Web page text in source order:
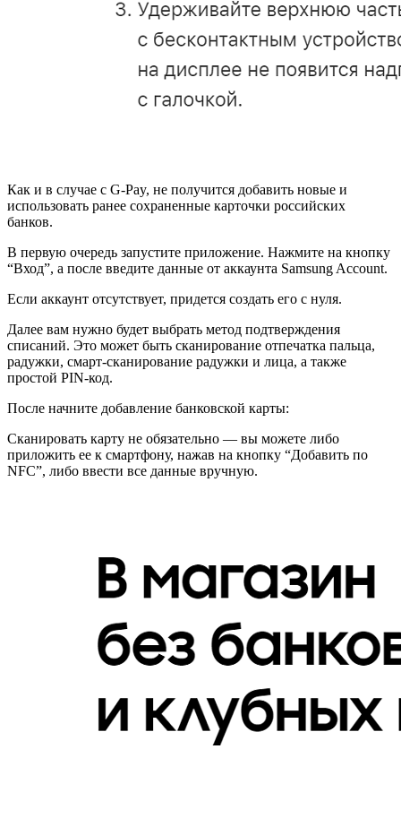
Как и в случае с G-Pay, не получится добавить новые и
использовать ранее сохраненные карточки российских
банков.
В первую очередь запустите приложение. Нажмите на кнопку
“Вход”, а после введите данные от аккаунта Samsung Account.
Если аккаунт отсутствует, придется создать его с нуля.
Далее вам нужно будет выбрать метод подтверждения
списаний. Это может быть сканирование отпечатка пальца,
радужки, смарт-сканирование радужки и лица, а также
простой PIN-код.
После начните добавление банковской карты:
Сканировать карту не обязательно — вы можете либо
приложить ее к смартфону, нажав на кнопку “Добавить по
NFC”, либо ввести все данные вручную.